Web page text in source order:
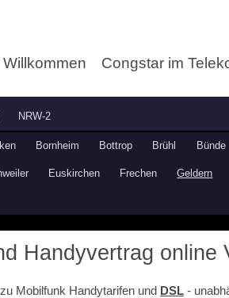
Willkommen Congstar im
NRW-2
Bornheim Bottrop Brühl Bünde
Euskirchen Frechen Geldern
Handyvertrag online
Mobilfunk Handytarifen und DSL -